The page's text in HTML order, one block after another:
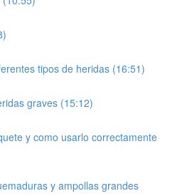
tipos de heridas (16:51)
graves (15:12)
y como usarlo correctamente
y ampollas grandes